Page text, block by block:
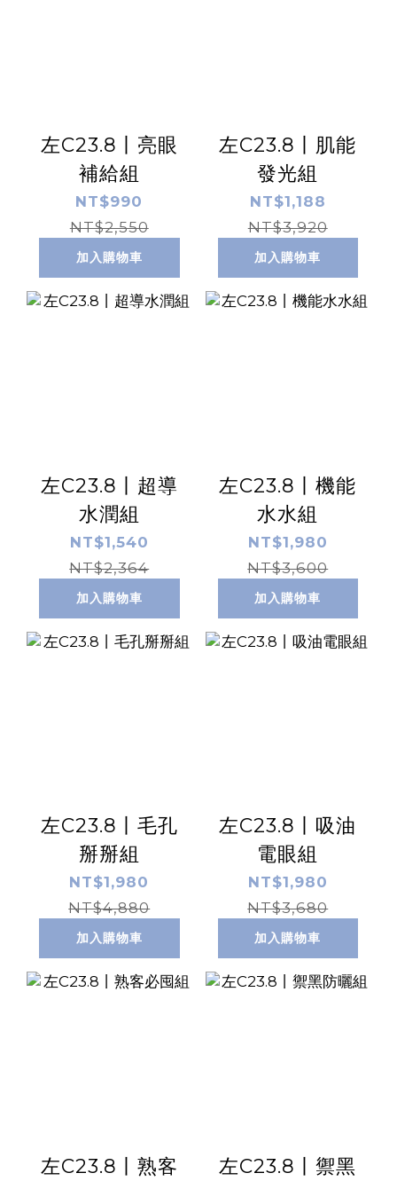
左C23.8丨亮眼
補給組
NT$990
NT$2,550
加入購物車
左C23.8丨肌能
發光組
NT$1,188
NT$3,920
加入購物車
左C23.8丨超導
水潤組
NT$1,540
NT$2,364
加入購物車
左C23.8丨機能
水水組
NT$1,980
NT$3,600
加入購物車
左C23.8丨毛孔
掰掰組
NT$1,980
NT$4,880
加入購物車
左C23.8丨吸油
電眼組
NT$1,980
NT$3,680
加入購物車
左C23.8丨熟客
左C23.8丨禦黑